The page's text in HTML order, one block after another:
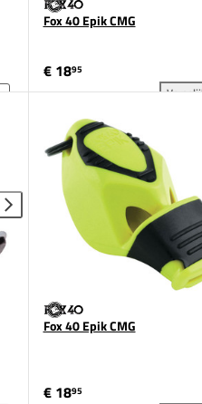
Fox 40 Epik CMG
€ 1895
Fox 40 Epik CMG
€ 1895